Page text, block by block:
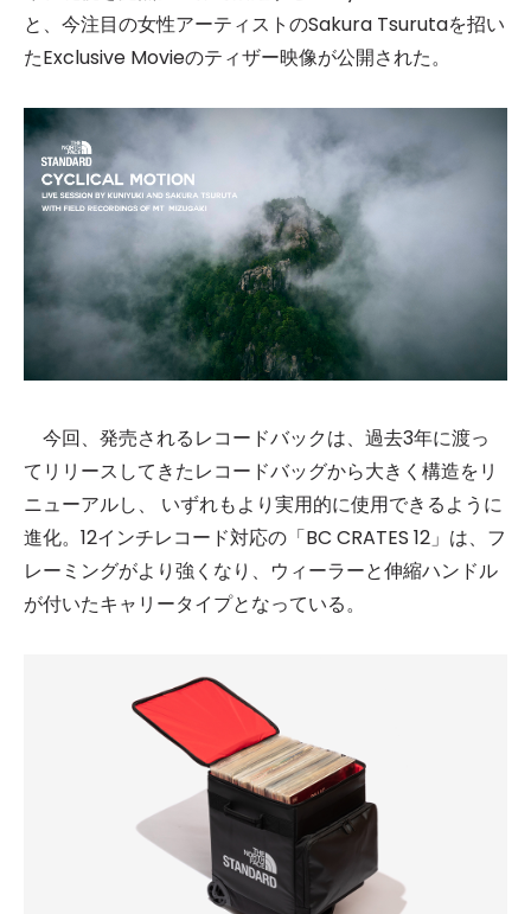
と、今注目の女性アーティストのSakura Tsurutaを招い
たExclusive Movieのティザー映像が公開された。
今回、発売されるレコードバックは、過去3年に渡っ
てリリースしてきたレコードバッグから大きく構造をリ
ニューアルし、 いずれもより実用的に使用できるように
進化。12インチレコード対応の「BC CRATES 12」は、フ
レーミングがより強くなり、ウィーラーと伸縮ハンドル
が付いたキャリータイプとなっている。